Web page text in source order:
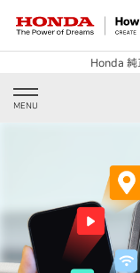
Honda 純
MENU